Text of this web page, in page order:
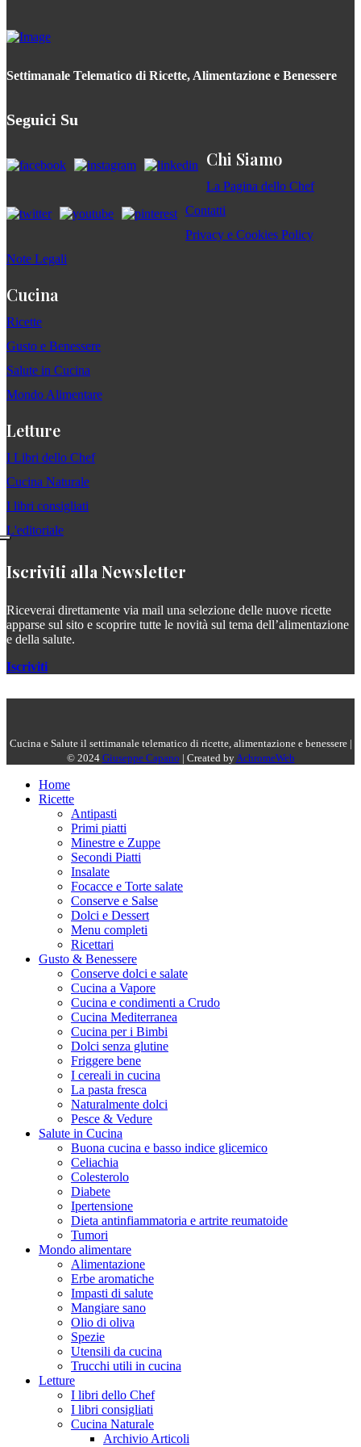
Settimanale Telematico di Ricette, Alimentazione e Benessere
Seguici Su
Chi Siamo
La Pagina dello Chef
Contatti
Privacy e Cookies Policy
Note Legali
Cucina
Ricette
Gusto e Benessere
Salute in Cucina
Mondo Alimentare
Letture
I Libri dello Chef
Cucina Naturale
I libri consigliati
L'editoriale
Iscriviti alla Newsletter
Riceverai direttamente via mail una selezione delle nuove ricette
apparse sul sito e scoprire tutte le novità sul tema dell’alimentazione
e della salute.
Iscriviti
Cucina e Salute il settimanale telematico di ricette, alimentazione e benessere |
© 2024 Giuseppe Capano | Created byAchromeWeb
Home
Ricette
Antipasti
Primi piatti
Minestre e Zuppe
Secondi Piatti
Insalate
Focacce e Torte salate
Conserve e Salse
Dolci e Dessert
Menu completi
Ricettari
Gusto & Benessere
Conserve dolci e salate
Cucina a Vapore
Cucina e condimenti a Crudo
Cucina Mediterranea
Cucina per i Bimbi
Dolci senza glutine
Friggere bene
I cereali in cucina
La pasta fresca
Naturalmente dolci
Pesce & Vedure
Salute in Cucina
Buona cucina e basso indice glicemico
Celiachia
Colesterolo
Diabete
Ipertensione
Dieta antinfiammatoria e artrite reumatoide
Tumori
Mondo alimentare
Alimentazione
Erbe aromatiche
Impasti di salute
Mangiare sano
Olio di oliva
Spezie
Utensili da cucina
Trucchi utili in cucina
Letture
I libri dello Chef
I libri consigliati
Cucina Naturale
Archivio Articoli